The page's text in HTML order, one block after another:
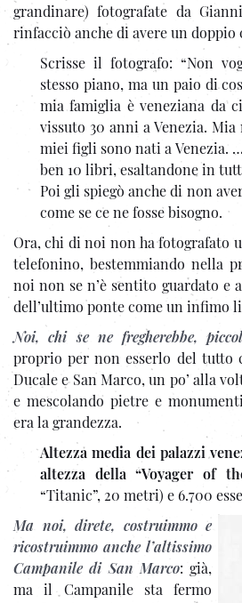
grandinare) fotografate da
rinfacciò anche di avere un doppio
Scrisse il fotografo: “Non
stesso piano, ma un paio di
mia famiglia è veneziana da
vissuto 30 anni a Venezia.
miei figli sono nati a Venezia.
ben 10 libri, esaltandone in
Poi gli spiegò anche di non
come se ce ne fosse bisogno.
Ora, chi di noi non ha fotografato
telefonino, bestemmiando nella
noi non se n’è sentito guardato
dell’ultimo ponte come un infimo
Noi, chi se ne fregherebbe,
proprio per non esserlo del tutto
Ducale e San Marco, un po’ alla
e mescolando pietre e
era la grandezza.
Altezza media dei palazzi
altezza della “Voyager of
“Titanic”, 20 metri) e 6.700
Ma noi, direte, costruimmo e
ricostruimmo anche l’altissimo
Campanile di San Marco: già,
ma il Campanile sta fermo